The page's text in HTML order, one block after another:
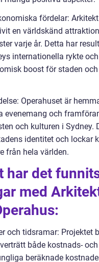
fördelar:
en världskänd
varje år. Detta har
internationella rykte
boost för staden
Operahuset är
evenemang och
och kulturen i Sydney.
identitet och lockar
från hela världen.
har det
med
och tidsramar: Projektet
både kostnads-
beräknade